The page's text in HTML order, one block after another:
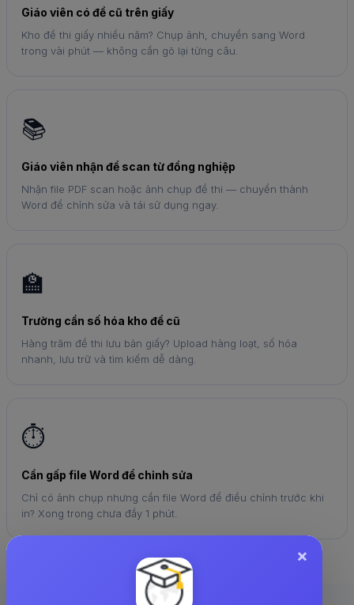
Giáo viên có đề cũ trên giấy
Kho đề thi giấy nhiều năm? Chụp ảnh, chuyển sang Word
trong vài phút — không cần gõ lại từng câu.
📚
Giáo viên nhận đề scan từ đồng nghiệp
Nhận file PDF scan hoặc ảnh chụp đề thi — chuyển thành
Word để chỉnh sửa và tái sử dụng ngay.
🏫
Trường cần số hóa kho đề cũ
Hàng trăm đề thi lưu bản giấy? Upload hàng loạt, số hóa
nhanh, lưu trữ và tìm kiếm dễ dàng.
⏱️
Cần gấp file Word để chỉnh sửa
Chỉ có ảnh chụp nhưng cần file Word để điều chỉnh trước khi
in? Xong trong chưa đầy 1 phút.
×